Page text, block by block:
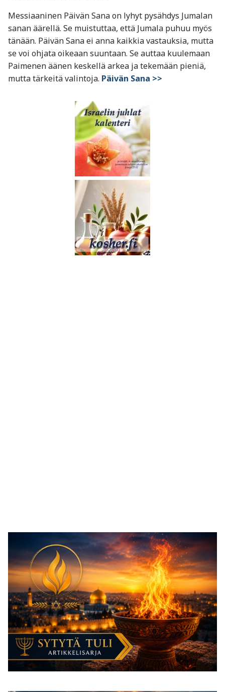
Messiaaninen Päivän Sana on lyhyt pysähdys Jumalan
sanan äärellä. Se muistuttaa, että Jumala puhuu myös
tänään. Päivän Sana ei anna kaikkia vastauksia, mutta
se voi ohjata oikeaan suuntaan. Se auttaa kuulemaan
Paimenen äänen keskellä arkea ja tekemään pieniä,
mutta tärkeitä valintoja. Päivän Sana >>